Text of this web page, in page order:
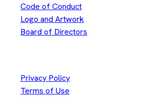
Code of Conduct
Logo and Artwork
Board of Directors
Privacy Policy
Terms of Use